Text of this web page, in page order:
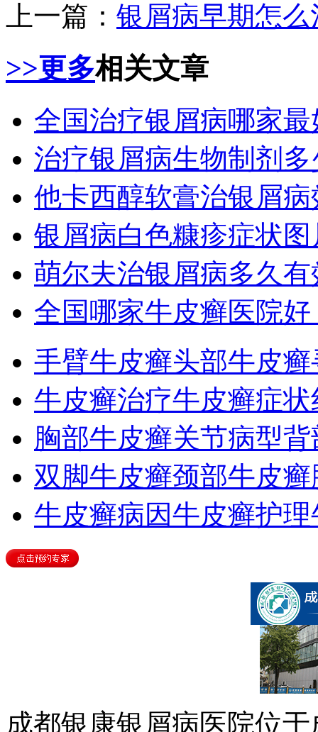
上一篇： 银屑病早期怎么
>>更多相关文章
全国治疗银屑病哪家
治疗银屑病生物制剂
他卡西醇软膏治银屑病
银屑病白色糠疹症状图
萌尔夫治银屑病多久有
全国哪家牛皮癣医院
手臂牛皮癣头部牛皮癣
牛皮癣治疗牛皮癣症状
胸部牛皮癣关节病型背
双脚牛皮癣颈部牛皮癣
牛皮癣病因牛皮癣护理
成都银康银屑病医院位